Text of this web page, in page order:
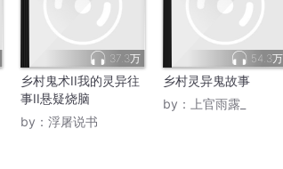
37.3万
乡村鬼术II我的灵异往
事II悬疑烧脑
by： 浮屠说书
54.3万
乡村灵异鬼故事
by：
上官雨露_